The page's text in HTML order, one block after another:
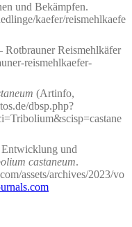
und Bekämpfen.
kaefer/reismehlkaefe
Reismehlkäfer
reismehlkaefer-
(Artinfo,
dbsp.php?
und
castaneum.
assets/archives/2023/vo